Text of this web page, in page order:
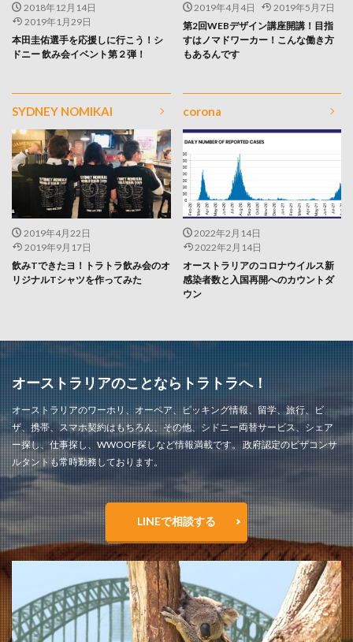
2018年12月14日
2019年1月29日
本田圭佑選手を応援しに行こう！シ
ドニー 飲み会イベント第２弾！
2019年4月4日
2019年5月7日
第2回WEBデザイン講座開講！目指
すはノマドワーカー！こんな働き方
もあるんです
SYDNEY NOMIKAI
2019年4月22日
2019年9月17日
飲みTできたヨ！トラトラ飲み会のオ
リジナルTシャツを作ってみた
corona
2022年2月14日
2022年2月14日
オーストラリアのコロナウイルス新
感染者数と入国再開へのカウントダ
ウン
オーストラリアのことならトラトラへ！
オーストラリアのワーホリ、オーペア、ピッキング情報、留学、旅行、ビ
ザ、携帯、スマホ契約はもちろん、その他、シドニー両替サービス、シェア
ー探し、仕事探し、WWOOF探しなど情報満載です。 政府認定のビザコンサ
ルタントも常時勤務しております。
LINEで相談する